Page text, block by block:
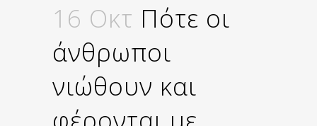
16 Οκτ Πότε οι
άνθρωποι
νιώθουν και